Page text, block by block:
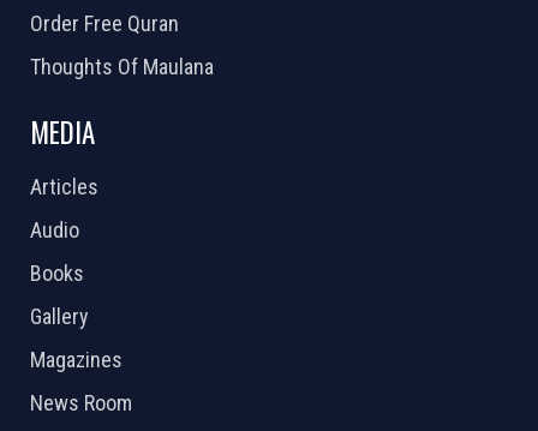
Order Free Quran
Thoughts Of Maulana
MEDIA
Articles
Audio
Books
Gallery
Magazines
News Room